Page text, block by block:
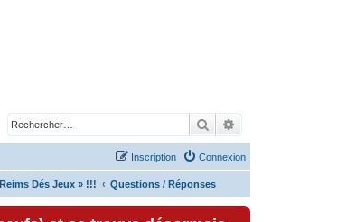
Rechercher
Connexion
Inscription
Dés Jeux » !!! Questions / Réponses